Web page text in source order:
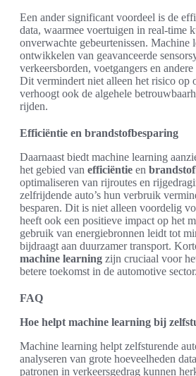
Een ander significant voordeel is de
data, waarmee voertuigen in real-time
onverwachte gebeurtenissen. Machine
ontwikkelen van geavanceerde
verkeersborden, voetgangers en
Dit vermindert niet alleen het risico op
verhoogt ook de algehele
rijden.
Efficiëntie en brandstofbesparing
Daarnaast biedt machine learning
het gebied van efficiëntie en
optimaliseren van rijroutes en
zelfrijdende auto’s hun verbruik
besparen. Dit is niet alleen voordelig
heeft ook een positieve impact op het
gebruik van energiebronnen leidt tot
bijdraagt aan duurzamer transport.
machine learning zijn cruciaal voor
betere toekomst in de automotive sector.
FAQ
Hoe helpt machine learning bij
Machine learning helpt zelfsturende
analyseren van grote hoeveelheden
patronen in verkeersgedrag kunnen